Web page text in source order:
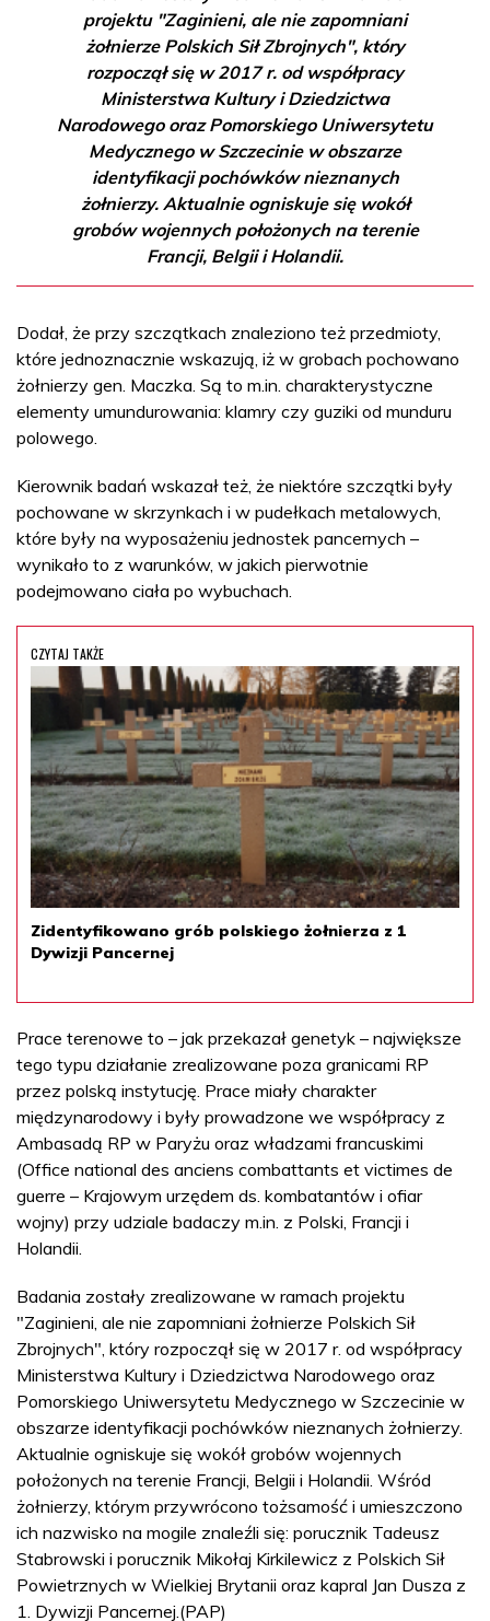
projektu "Zaginieni, ale nie zapomniani
żołnierze Polskich Sił Zbrojnych", który
rozpoczął się w 2017 r. od współpracy
Ministerstwa Kultury i Dziedzictwa
Narodowego oraz Pomorskiego Uniwersytetu
Medycznego w Szczecinie w obszarze
identyfikacji pochówków nieznanych
żołnierzy. Aktualnie ogniskuje się wokół
grobów wojennych położonych na terenie
Francji, Belgii i Holandii.
Dodał, że przy szczątkach znaleziono też przedmioty,
które jednoznacznie wskazują, iż w grobach pochowano
żołnierzy gen. Maczka. Są to m.in. charakterystyczne
elementy umundurowania: klamry czy guziki od munduru
polowego.
Kierownik badań wskazał też, że niektóre szczątki były
pochowane w skrzynkach i w pudełkach metalowych,
które były na wyposażeniu jednostek pancernych –
wynikało to z warunków, w jakich pierwotnie
podejmowano ciała po wybuchach.
CZYTAJ TAKŻE
Zidentyfikowano grób polskiego żołnierza z 1
Dywizji Pancernej
Prace terenowe to – jak przekazał genetyk – największe
tego typu działanie zrealizowane poza granicami RP
przez polską instytucję. Prace miały charakter
międzynarodowy i były prowadzone we współpracy z
Ambasadą RP w Paryżu oraz władzami francuskimi
(Office national des anciens combattants et victimes de
guerre – Krajowym urzędem ds. kombatantów i ofiar
wojny) przy udziale badaczy m.in. z Polski, Francji i
Holandii.
Badania zostały zrealizowane w ramach projektu
"Zaginieni, ale nie zapomniani żołnierze Polskich Sił
Zbrojnych", który rozpoczął się w 2017 r. od współpracy
Ministerstwa Kultury i Dziedzictwa Narodowego oraz
Pomorskiego Uniwersytetu Medycznego w Szczecinie w
obszarze identyfikacji pochówków nieznanych żołnierzy.
Aktualnie ogniskuje się wokół grobów wojennych
położonych na terenie Francji, Belgii i Holandii. Wśród
żołnierzy, którym przywrócono tożsamość i umieszczono
ich nazwisko na mogile znaleźli się: porucznik Tadeusz
Stabrowski i porucznik Mikołaj Kirkilewicz z Polskich Sił
Powietrznych w Wielkiej Brytanii oraz kapral Jan Dusza z
1. Dywizji Pancernej.(PAP)